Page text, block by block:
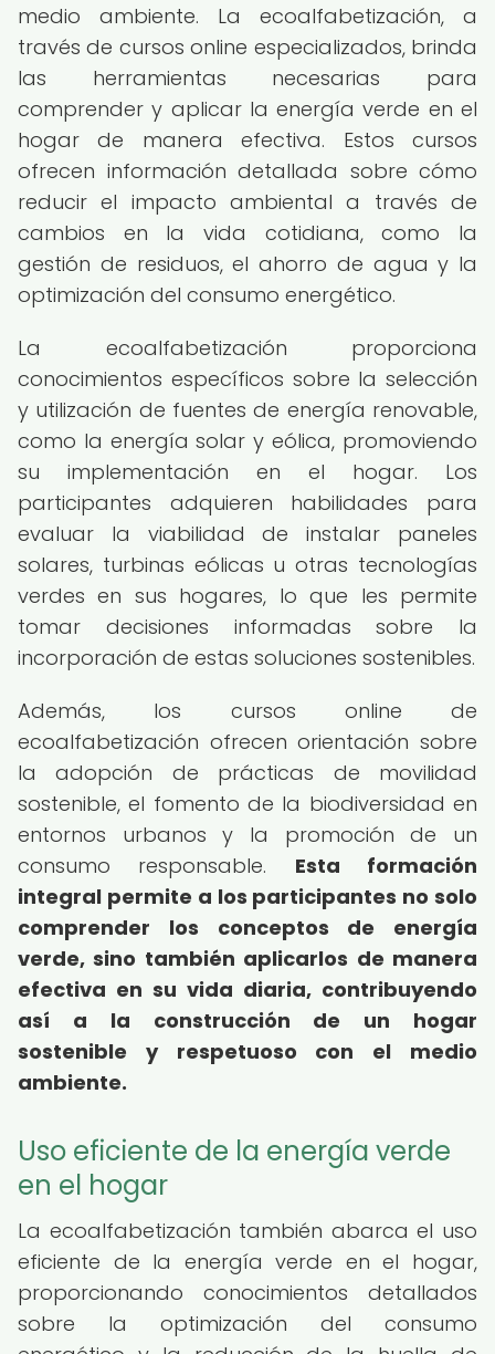
medio ambiente. La ecoalfabetización, a
través de cursos online especializados, brinda
las herramientas necesarias para
comprender y aplicar la energía verde en el
hogar de manera efectiva. Estos cursos
ofrecen información detallada sobre cómo
reducir el impacto ambiental a través de
cambios en la vida cotidiana, como la
gestión de residuos, el ahorro de agua y la
optimización del consumo energético.
La ecoalfabetización proporciona
conocimientos específicos sobre la selección
y utilización de fuentes de energía renovable,
como la energía solar y eólica, promoviendo
su implementación en el hogar. Los
participantes adquieren habilidades para
evaluar la viabilidad de instalar paneles
solares, turbinas eólicas u otras tecnologías
verdes en sus hogares, lo que les permite
tomar decisiones informadas sobre la
incorporación de estas soluciones sostenibles.
Además, los cursos online de
ecoalfabetización ofrecen orientación sobre
la adopción de prácticas de movilidad
sostenible, el fomento de la biodiversidad en
entornos urbanos y la promoción de un
consumo responsable. Esta formación
integral permite a los participantes no solo
comprender los conceptos de energía
verde, sino también aplicarlos de manera
efectiva en su vida diaria, contribuyendo
así a la construcción de un hogar
sostenible y respetuoso con el medio
ambiente.
Uso eficiente de la energía verde
en el hogar
La ecoalfabetización también abarca el uso
eficiente de la energía verde en el hogar,
proporcionando conocimientos detallados
sobre la optimización del consumo